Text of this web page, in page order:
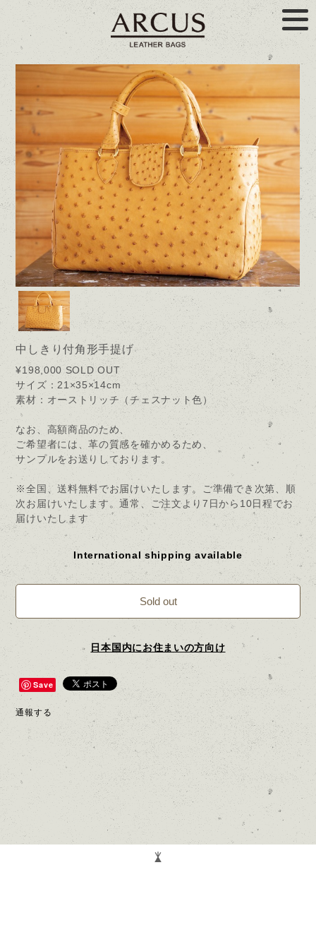
中しきり付角形手提げ
¥198,000 SOLD OUT
サイズ：21×35×14cm
素材：オーストリッチ（チェスナット色）
なお、高額商品のため、
ご希望者には、革の質感を確かめるため、
サンプルをお送りしております。
※全国、送料無料でお届けいたします。ご準備でき次第、順
次お届けいたします。通常、ご注文より7日から10日程でお
届けいたします
International shipping available
Sold out
日本国内にお住まいの方向け
Save
通報する